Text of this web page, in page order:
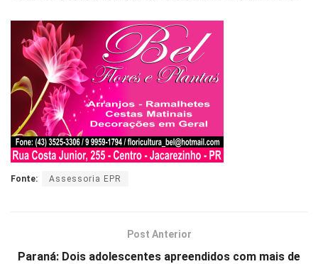
Fonte: Assessoria EPR
Post Anterior
Paraná: Dois adolescentes apreendidos com mais de